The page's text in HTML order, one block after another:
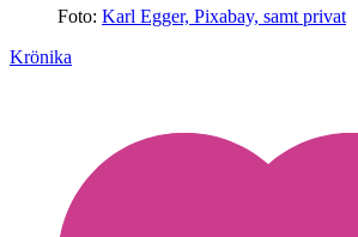
Foto: Karl Egger, Pixabay, samt privat
Krönika